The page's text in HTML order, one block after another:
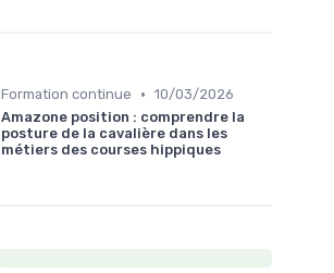
Formation continue • 10/03/2026
Amazone position : comprendre la
posture de la cavalière dans les
métiers des courses hippiques